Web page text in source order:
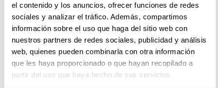
el contenido y los anuncios, ofrecer funciones de redes
sociales y analizar el tráfico. Además, compartimos
información sobre el uso que haga del sitio web con
nuestros partners de redes sociales, publicidad y análisis
web, quienes pueden combinarla con otra información
que les haya proporcionado o que hayan recopilado a
partir del uso que haya hecho de sus servicios.
PRENOTA UN APPUNTAMENTO